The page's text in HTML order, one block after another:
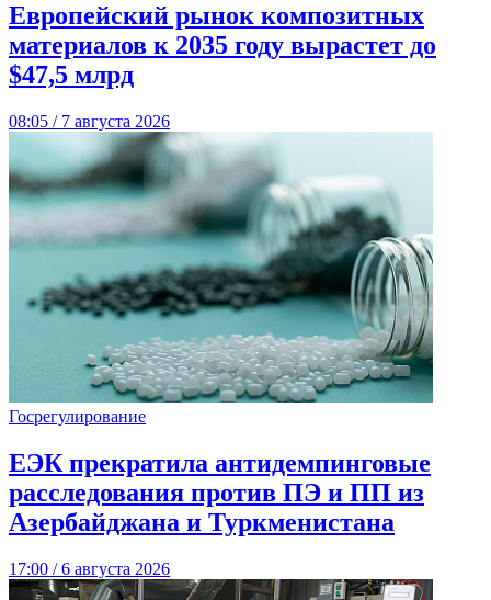
Европейский рынок композитных
материалов к 2035 году вырастет до
$47,5 млрд
08:05 / 7 августа 2026
Госрегулирование
ЕЭК прекратила антидемпинговые
расследования против ПЭ и ПП из
Азербайджана и Туркменистана
17:00 / 6 августа 2026